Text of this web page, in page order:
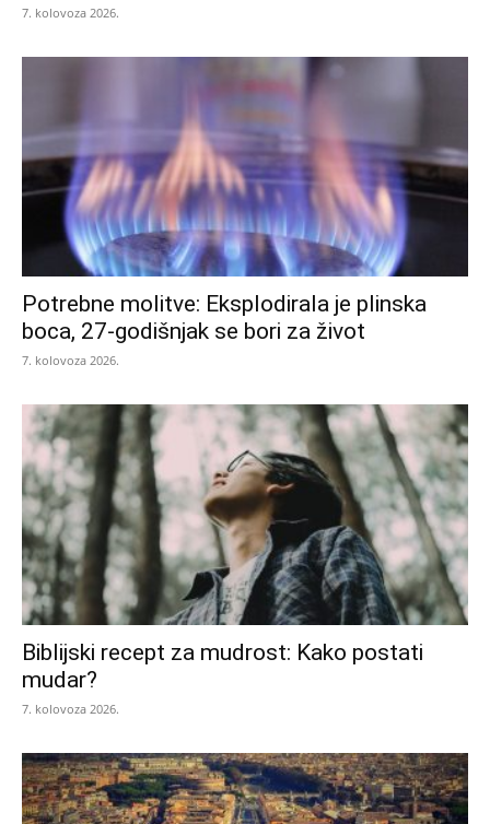
7. kolovoza 2026.
Potrebne molitve: Eksplodirala je plinska
boca, 27-godišnjak se bori za život
7. kolovoza 2026.
Biblijski recept za mudrost: Kako postati
mudar?
7. kolovoza 2026.